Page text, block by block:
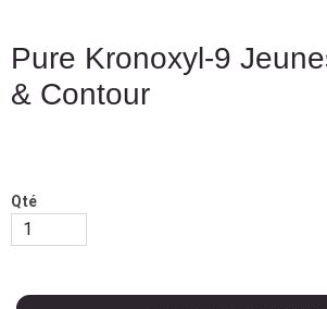
Pure Kronoxyl-9
& Contour
Qté
Termes &